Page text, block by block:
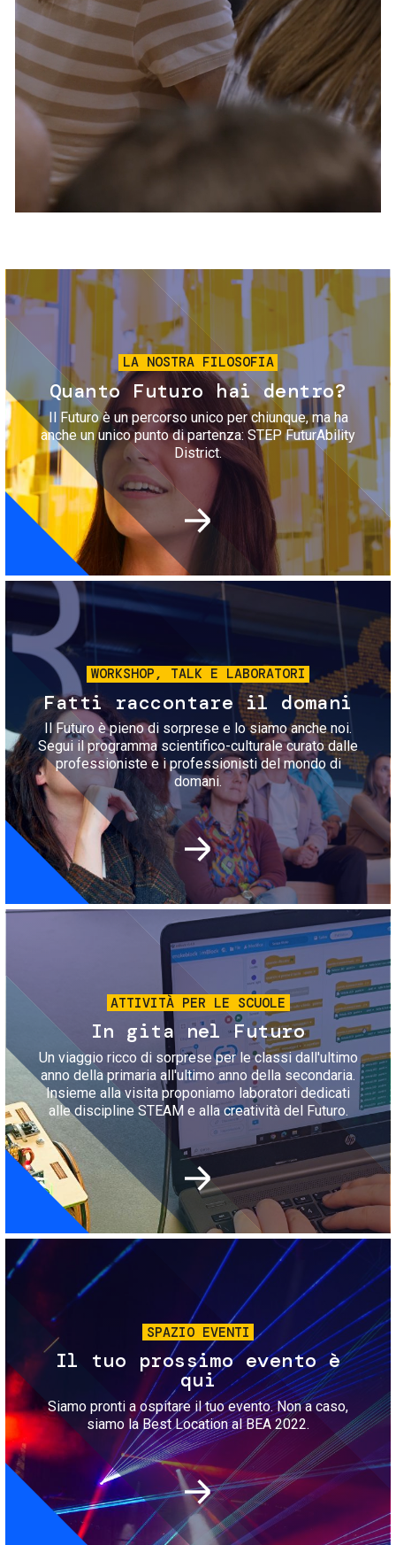
Servizi e accessibilità
Contatti
FAQ
Biglietti
Immagine
LA NOSTRA FILOSOFIA
Quanto Futuro hai dentro?
Il Futuro è un percorso unico per chiunque, ma ha
anche un unico punto di partenza: STEP FuturAbility
District.
Immagine
WORKSHOP, TALK E LABORATORI
Fatti raccontare il domani
Il Futuro è pieno di sorprese e lo siamo anche noi.
Segui il programma scientifico-culturale curato dalle
professioniste e i professionisti del mondo di
domani.
Immagine
ATTIVITÀ PER LE SCUOLE
In gita nel Futuro
Un viaggio ricco di sorprese per le classi dall'ultimo
anno della primaria all'ultimo anno della secondaria.
Insieme alla visita proponiamo laboratori dedicati
alle discipline STEAM e alla creatività del Futuro.
Immagine
SPAZIO EVENTI
Il tuo prossimo evento è
qui
Siamo pronti a ospitare il tuo evento. Non a caso,
siamo la Best Location al BEA 2022.